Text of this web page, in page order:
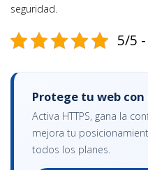
seguridad.
5/5
Protege tu web con
Activa HTTPS, gana la
mejora tu
todos los planes.